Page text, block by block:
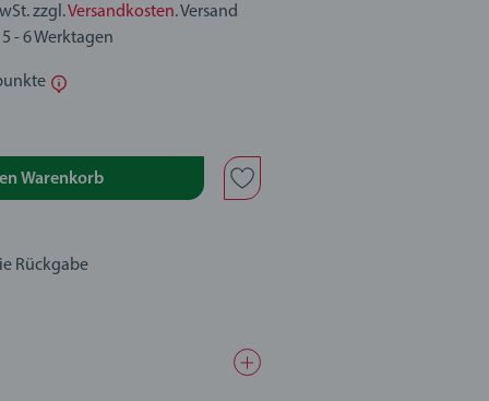
zzgl.Versandkosten. Versand
- 6 Werktagen
Warenkorb
Rückgabe